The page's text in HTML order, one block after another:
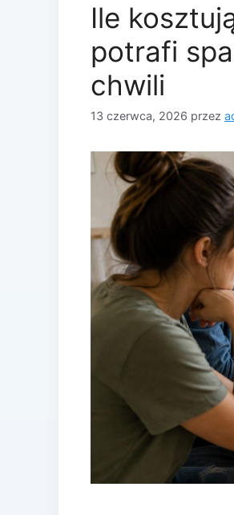
Ile
potrafi
chwili
13 czerwca, 2026 przez